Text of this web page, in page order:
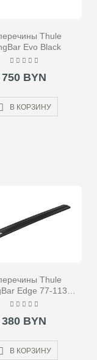
Thule
Evo Black
750 BYN
В КОРЗИНУ
Thule
Edge 77-113
Black
380 BYN
В КОРЗИНУ